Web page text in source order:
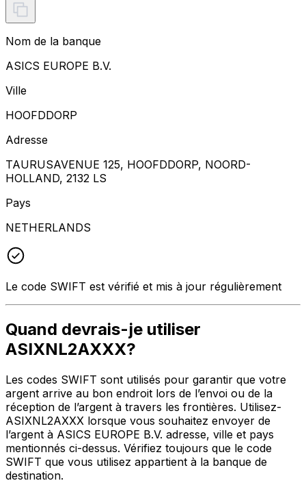
Nom de la banque
ASICS EUROPE B.V.
Ville
HOOFDDORP
Adresse
TAURUSAVENUE 125, HOOFDDORP, NOORD-
HOLLAND, 2132 LS
Pays
NETHERLANDS
Le code SWIFT est vérifié et mis à jour régulièrement
Quand devrais-je utiliser
ASIXNL2AXXX?
Les codes SWIFT sont utilisés pour garantir que votre
argent arrive au bon endroit lors de l’envoi ou de la
réception de l’argent à travers les frontières. Utilisez-
ASIXNL2AXXX lorsque vous souhaitez envoyer de
l’argent à ASICS EUROPE B.V. adresse, ville et pays
mentionnés ci-dessus. Vérifiez toujours que le code
SWIFT que vous utilisez appartient à la banque de
destination.